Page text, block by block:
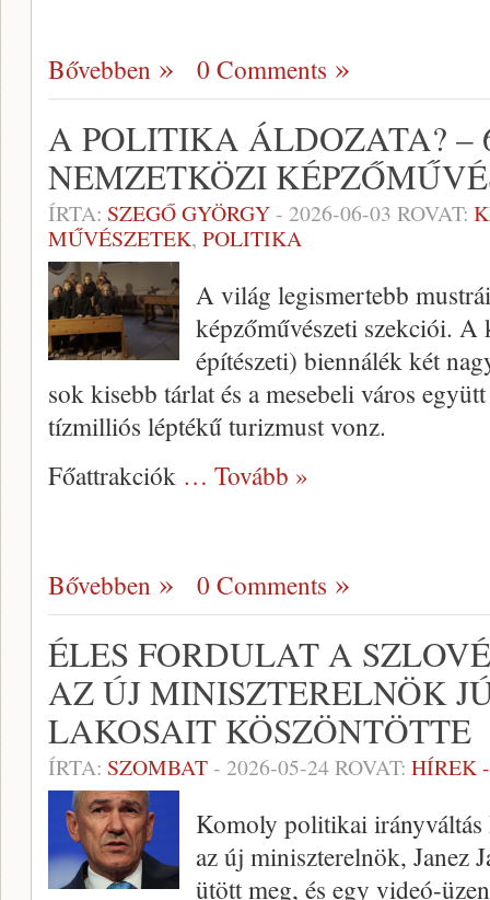
Bővebben 0 Comments
A POLITIKA ÁLDOZATA? –
NEMZETKÖZI
ÍRTA: SZEGŐ GYÖRGY- 2026-06-03 ROVAT:
MŰVÉSZETEK, POLITIKA
A világ legismertebb
képzőművészeti szekciói. A
építészeti) biennálék két
sok kisebb tárlat és a mesebeli város
tízmilliós léptékű turizmust vonz.
Főattrakciók … Tovább »
Bővebben 0 Comments
ÉLES FORDULAT A
AZ ÚJ MINISZTERELNÖK
LAKOSAIT KÖSZÖNTÖTTE
ÍRTA: SZOMBAT- 2026-05-24ROVAT: HÍREK
Komoly politikai
az új miniszterelnök, Janez
ütött meg, és egy videó-